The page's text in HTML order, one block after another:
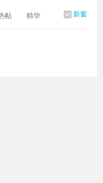
新窗
帖 精华